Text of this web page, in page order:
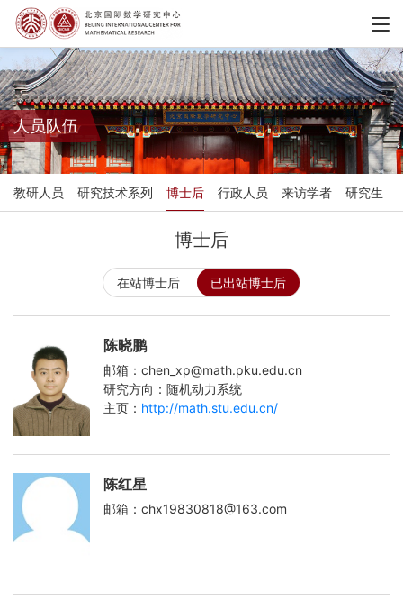
人员队伍
教研人员 研究技术系列 博士后 行政人员 来访学者 研究生
博士后
在站博士后 已出站博士后
陈晓鹏
邮箱：chen_xp@math.pku.edu.cn
研究方向：随机动力系统
主页： http://math.stu.edu.cn/
陈红星
邮箱：chx19830818@163.com